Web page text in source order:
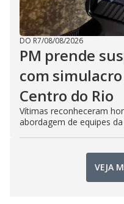
DO R7/08/08/2026
PM prende
com
Centro do Rio
Vítimas reconheceram
abordagem de equipes
VEJA